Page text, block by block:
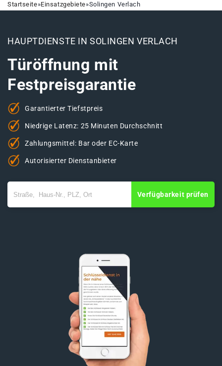
Startseite»Einsatzgebiete»Solingen Verlach
HAUPTDIENSTE IN SOLINGEN VERLACH
Türöffnung mit
Festpreisgarantie
Garantierter Tiefstpreis
Niedrige Latenz: 25 Minuten Durchschnitt
Zahlungsmittel: Bar oder EC-Karte
Autorisierter Dienstanbieter
Verfügbarkeit prüfen